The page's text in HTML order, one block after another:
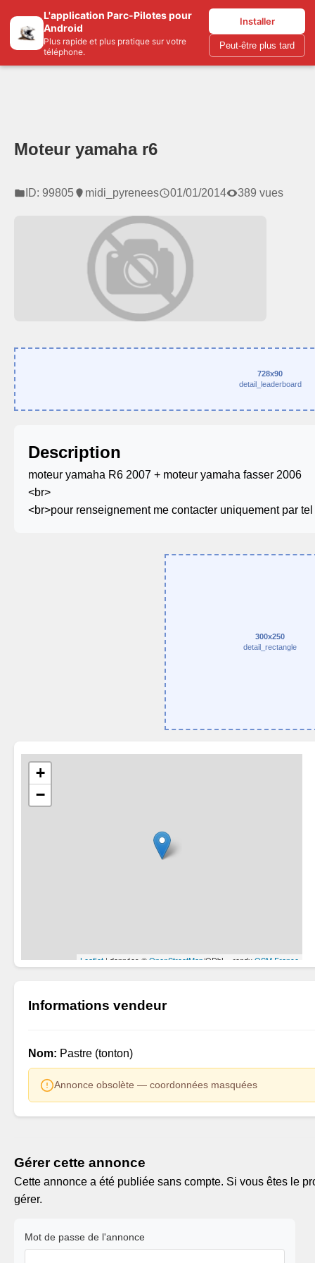
L'application Parc-Pilotes pour
Android
Plus rapide et plus pratique sur votre
téléphone.
Installer
Peut-être plus tard
Parc-pilotes.com
Moteur yamaha r6
ID: 99805 midi_pyrenees 01/01/2014 389 vues
728x90
detail_leaderboard
Description
moteur yamaha R6 2007 + moteur yamaha fasser 2006
<br>
<br>pour renseignement me contacter uniquement par tel
300x250
detail_rectangle
Informations vendeur
Nom: Pastre (tonton)
Annonce obsolète — coordonnées masquées
Gérer cette annonce
Cette annonce a été publiée sans compte. Si vous êtes le
gérer.
Mot de passe de l'annonce